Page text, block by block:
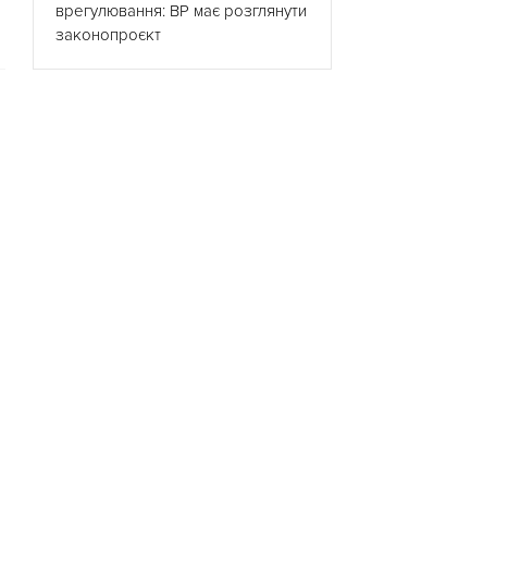
врегулювання: ВР має розглянути
законопроєкт